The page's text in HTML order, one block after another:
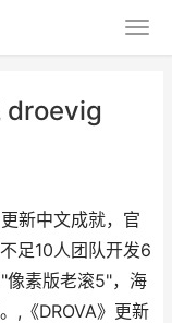
droevig
新中文成就，官
足10人团队开发6
像素版老滚5"，海
,《DROVA》更新